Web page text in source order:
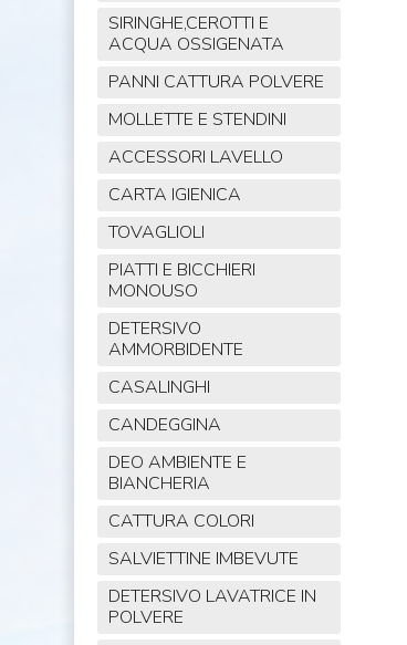
SIRINGHE,CEROTTI E
ACQUA OSSIGENATA
PANNI CATTURA POLVERE
MOLLETTE E STENDINI
ACCESSORI LAVELLO
CARTA IGIENICA
TOVAGLIOLI
PIATTI E BICCHIERI
MONOUSO
DETERSIVO
AMMORBIDENTE
CASALINGHI
CANDEGGINA
DEO AMBIENTE E
BIANCHERIA
CATTURA COLORI
SALVIETTINE IMBEVUTE
DETERSIVO LAVATRICE IN
POLVERE